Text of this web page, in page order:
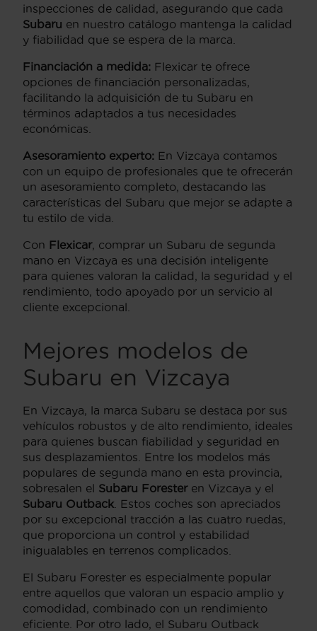
inspecciones de calidad, asegurando que cada
Subaru en nuestro catálogo mantenga la calidad
y fiabilidad que se espera de la marca.
Financiación a medida: Flexicar te ofrece
opciones de financiación personalizadas,
facilitando la adquisición de tu Subaru en
términos adaptados a tus necesidades
económicas.
Asesoramiento experto: En Vizcaya contamos
con un equipo de profesionales que te ofrecerán
un asesoramiento completo, destacando las
características del Subaru que mejor se adapte a
tu estilo de vida.
Con Flexicar, comprar un Subaru de segunda
mano en Vizcaya es una decisión inteligente
para quienes valoran la calidad, la seguridad y el
rendimiento, todo apoyado por un servicio al
cliente excepcional.
Mejores modelos de
Subaru en Vizcaya
En Vizcaya, la marca Subaru se destaca por sus
vehículos robustos y de alto rendimiento, ideales
para quienes buscan fiabilidad y seguridad en
sus desplazamientos. Entre los modelos más
populares de segunda mano en esta provincia,
sobresalen el Subaru Foresteren Vizcaya y el
Subaru Outback . Estos coches son apreciados
por su excepcional tracción a las cuatro ruedas,
que proporciona un control y estabilidad
inigualables en terrenos complicados.
El Subaru Forester es especialmente popular
entre aquellos que valoran un espacio amplio y
comodidad, combinado con un rendimiento
eficiente. Por otro lado, el Subaru Outback